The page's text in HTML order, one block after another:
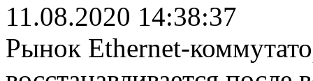
11.08.2020 14:38:37
Рынок Ethernet-